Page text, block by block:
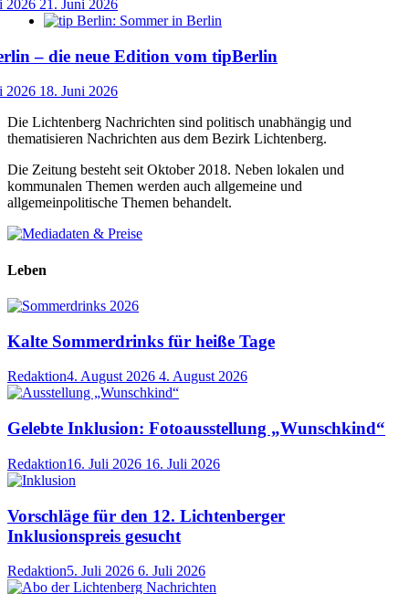
2026 21. Juni 2026
– die neue Edition vom tipBerlin
2026 18. Juni 2026
Die Lichtenberg Nachrichten sind politisch unabhängig und
thematisieren Nachrichten aus dem Bezirk Lichtenberg.
Die Zeitung besteht seit Oktober 2018. Neben lokalen und
kommunalen Themen werden auch allgemeine und
allgemeinpolitische Themen behandelt.
Leben
Kalte Sommerdrinks für heiße Tage
Redaktion4. August 2026 4. August 2026
Gelebte Inklusion: Fotoausstellung „Wunschkind“
Redaktion16. Juli 2026 16. Juli 2026
Vorschläge für den 12. Lichtenberger
Inklusionspreis gesucht
Redaktion5. Juli 2026 6. Juli 2026